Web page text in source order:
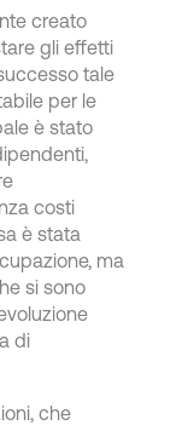
creato
gli effetti
tale
per le
è stato
costi
è stata
ma
si sono
di
che